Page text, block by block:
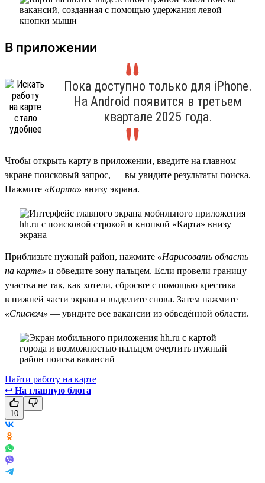
В приложении
Пока доступно только для iPhone.
На Android появится в третьем
квартале 2025 года.
Чтобы открыть карту в приложении, введите на главном
экране поисковый запрос, — вы увидите результаты поиска.
Нажмите «Карта» внизу экрана.
Приблизьте нужный район, нажмите «Нарисовать область
на карте» и обведите зону пальцем. Если провели границу
участка не так, как хотели, сбросьте с помощью крестика
в нижней части экрана и выделите снова. Затем нажмите
«Списком» — увидите все вакансии из обведённой области.
Найти работу на карте
↩ На главную блога
10